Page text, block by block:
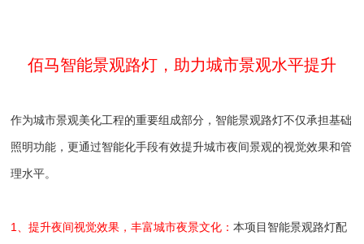
佰马智能景观路灯，助力城市景观水平提升
作为城市景观美化工程的重要组成部分，智能景观路灯不仅承担基础
照明功能，更通过智能化手段有效提升城市夜间景观的视觉效果和管
理水平。
1、提升夜间视觉效果，丰富城市夜景文化：本项目智能景观路灯配